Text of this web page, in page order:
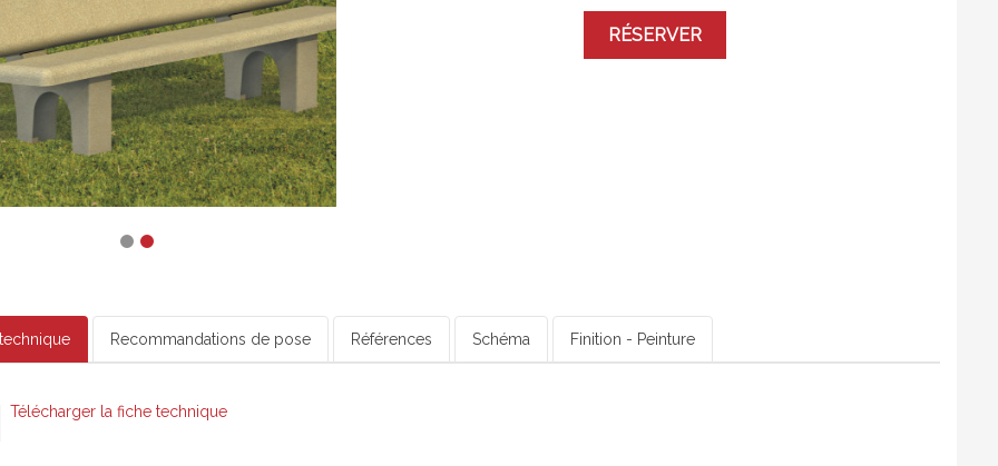
RÉSERVER
Recommandations de pose Références Schéma Finition - Peinture
Télécharger la fiche technique